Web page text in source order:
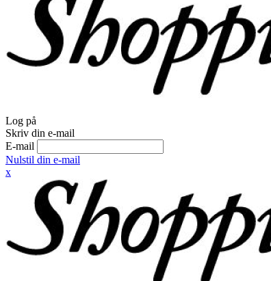
Log på
Skriv din e-mail
E-mail
Nulstil din e-mail
x